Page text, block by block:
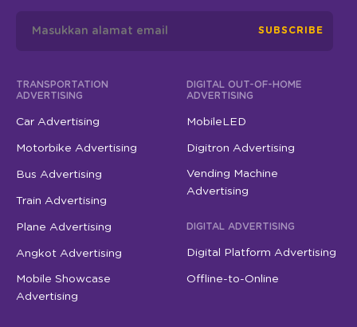
SUBSCRIBE
TRANSPORTATION
ADVERTISING
Car Advertising
Motorbike Advertising
Bus Advertising
Train Advertising
Plane Advertising
Angkot Advertising
Mobile Showcase
Advertising
DIGITAL OUT-OF-HOME
ADVERTISING
MobileLED
Digitron Advertising
Vending Machine
Advertising
DIGITAL ADVERTISING
Digital Platform Advertising
Offline-to-Online